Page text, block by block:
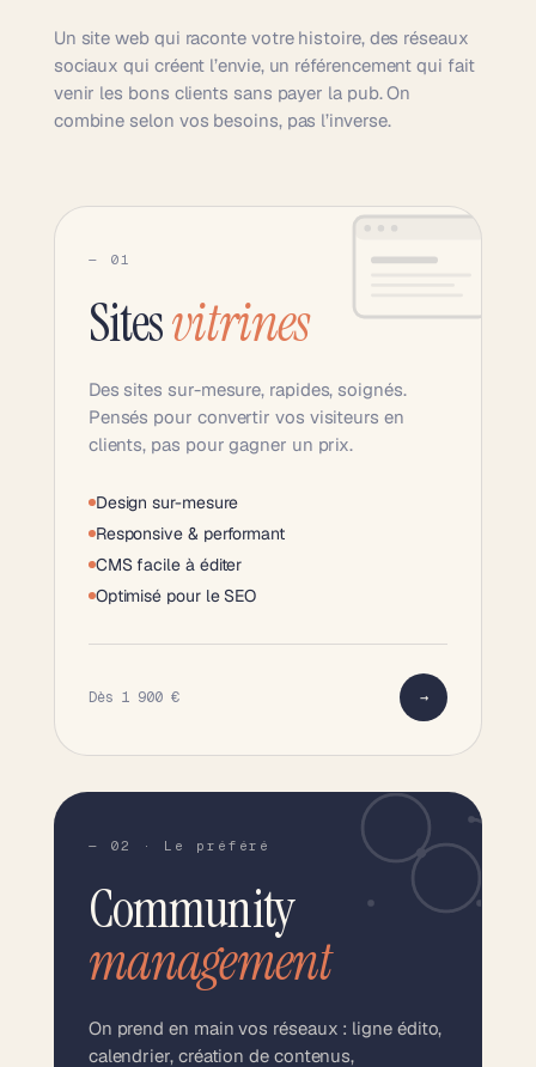
Un site web qui raconte votre histoire, des réseaux
sociaux qui créent l’envie, un référencement qui fait
venir les bons clients sans payer la pub. On
combine selon vos besoins, pas l’inverse.
— 01
Sitesvitrines
Des sites sur-mesure, rapides, soignés.
Pensés pour convertir vos visiteurs en
clients, pas pour gagner un prix.
Design sur-mesure
Responsive & performant
CMS facile à éditer
Optimisé pour le SEO
Dès 1 900 € →
— 02 · Le préféré
Community
management
On prend en main vos réseaux : ligne édito,
calendrier, création de contenus,